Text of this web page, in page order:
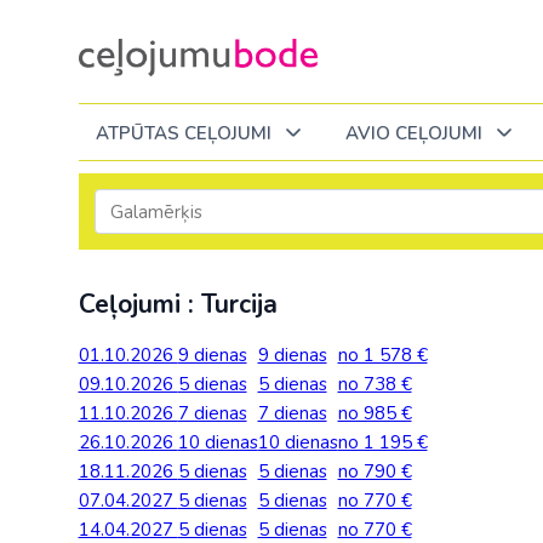
ATPŪTAS CEĻOJUMI
Tuvākajā laikā Septembrī
Eiropa
Albānija
Bulgārija
Grieķija: Korfu
Grieķija: Krēta
Grieķija: Peloponesa
Melnkalne
No Kauņas: Turcija
No Palangas:
No Viļņas: Krēta
No Viļņas: Turcija
AVIO CEĻOJUMI
Visi ceļojumi Septembrī
Eiropa
Albānija
Armēnija
Bosnija un Hercegovina
Bulgārija
Čehija
Kosova
Lielbritānija
Malta
Melnkalne
Moldova
Visi ceļojumi Septembrī
Austrija
Bulgārija
Čehija
Francija
Grieķija
Itālija
Slēpošana Francijā
Slēpošana Itālijā
Slēpošana Itālijā no Viļņas
Slēpošana Červīnijā (Matterhorn)
Degvielas piemaksa 2026
Ceļojumu bodes komanda
Atsauksmes
Vakances
Dāvanu kartes
Blogs
Ceļojumi : Turcija
01.10.2026 9 dienas 9 dienas no 1 578 €
09.10.2026 5 dienas 5 dienas no 738 €
11.10.2026 7 dienas 7 dienas no 985 €
26.10.2026 10 dienas10 dienasno 1 195 €
18.11.2026 5 dienas 5 dienas no 790 €
07.04.2027 5 dienas 5 dienas no 770 €
14.04.2027 5 dienas 5 dienas no 770 €